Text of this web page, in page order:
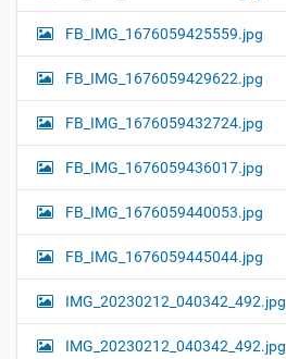
FB_IMG_1676059425559.jpg
FB_IMG_1676059429622.jpg
FB_IMG_1676059432724.jpg
FB_IMG_1676059436017.jpg
FB_IMG_1676059440053.jpg
FB_IMG_1676059445044.jpg
IMG_20230212_040342_492.jpg
IMG_20230212_040342_492.jpg